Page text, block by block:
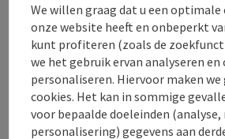
Beschrijving volledig aangeven
Contact
We willen graag dat u een
onze website heeft en onbeperkt
kunt profiteren (zoals de
we het gebruik ervan analyseren
personaliseren. Hiervoor maken we
cookies. Het kan in sommige
voor bepaalde doeleinden
personalisering) gegevens aan